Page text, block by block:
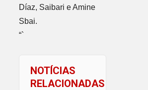
Díaz, Saibari e Amine
Sbai.
“`
NOTÍCIAS
RELACIONADAS